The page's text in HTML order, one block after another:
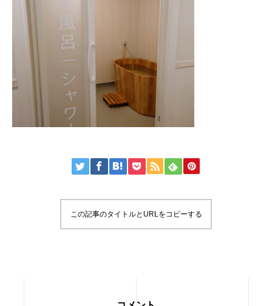
この記事のタイトルとURLをコピーする